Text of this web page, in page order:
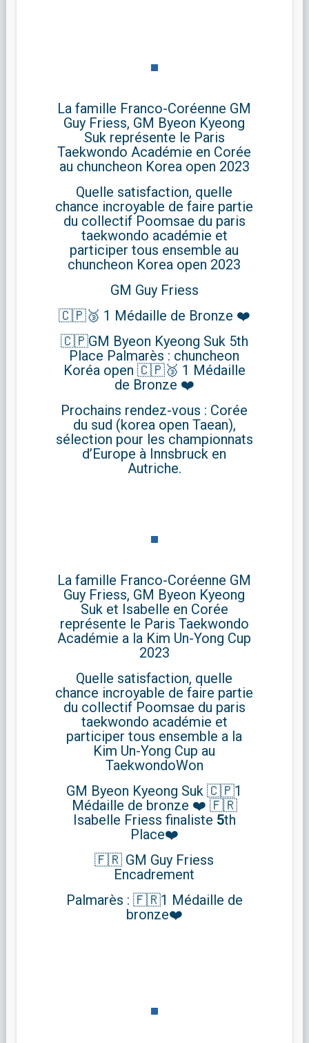
La famille Franco-Coréenne GM
Guy Friess, GM Byeon Kyeong
Suk représente le Paris
Taekwondo Académie en Corée
au chuncheon Korea open 2023
Quelle satisfaction, quelle
chance incroyable de faire partie
du collectif Poomsae du paris
taekwondo académie et
participer tous ensemble au
chuncheon Korea open 2023
GM Guy Friess
🇨🇵🥉 1 Médaille de Bronze ❤️
🇨🇵GM Byeon Kyeong Suk 5th
Place Palmarès : chuncheon
Koréa open 🇨🇵🥉 1 Médaille
de Bronze ❤️
Prochains rendez-vous : Corée
du sud (korea open Taean),
sélection pour les championnats
d’Europe à Innsbruck en
Autriche.
La famille Franco-Coréenne GM
Guy Friess, GM Byeon Kyeong
Suk et Isabelle en Corée
représente le Paris Taekwondo
Académie a la Kim Un-Yong Cup
2023
Quelle satisfaction, quelle
chance incroyable de faire partie
du collectif Poomsae du paris
taekwondo académie et
participer tous ensemble a la
Kim Un-Yong Cup au
TaekwondoWon
GM Byeon Kyeong Suk 🇨🇵1
Médaille de bronze ❤️ 🇫🇷
Isabelle Friess finaliste 5th
Place❤️
🇫🇷 GM Guy Friess
Encadrement
Palmarès : 🇫🇷1 Médaille de
bronze❤️